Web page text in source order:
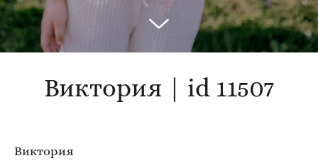
Виктория | id 11507
Виктория